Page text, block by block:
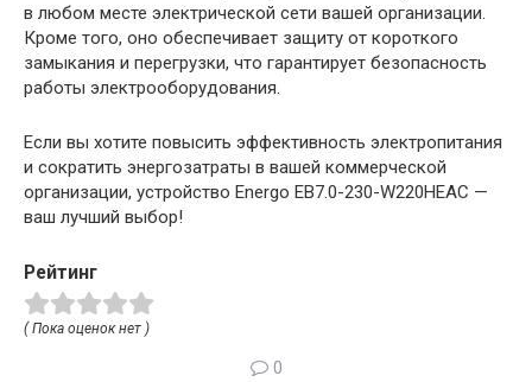
в любом месте электрической сети вашей организации.
Кроме того, оно обеспечивает защиту от короткого
замыкания и перегрузки, что гарантирует безопасность
работы электрооборудования.
Если вы хотите повысить эффективность электропитания
и сократить энергозатраты в вашей коммерческой
организации, устройство Energo EB7.0-230-W220HЕAC —
ваш лучший выбор!
Рейтинг
( Пока оценок нет )
0